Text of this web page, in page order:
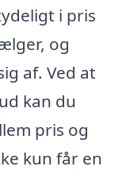
i pris
og
af. Ved at
kan du
pris og
kun får en